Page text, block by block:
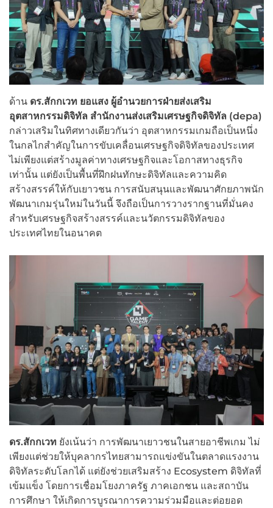
ด้าน ดร.สักกเวท ยอแสง ผู้อำนวยการฝ่ายส่งเสริม
อุตสาหกรรมดิจิทัล สำนักงานส่งเสริมเศรษฐกิจดิจิทัล (depa)
กล่าวเสริมในทิศทางเดียวกันว่า อุตสาหกรรมเกมถือเป็นหนึ่ง
ในกลไกสำคัญในการขับเคลื่อนเศรษฐกิจดิจิทัลของประเทศ
ไม่เพียงแต่สร้างมูลค่าทางเศรษฐกิจและโอกาสทางธุรกิจ
เท่านั้น แต่ยังเป็นพื้นที่ฝึกฝนทักษะดิจิทัลและความคิด
สร้างสรรค์ให้กับเยาวชน การสนับสนุนและพัฒนาศักยภาพนัก
พัฒนาเกมรุ่นใหม่ในวันนี้ จึงถือเป็นการวางรากฐานที่มั่นคง
สำหรับเศรษฐกิจสร้างสรรค์และนวัตกรรมดิจิทัลของ
ประเทศไทยในอนาคต
ดร.สักกเวท ยังเน้นว่า การพัฒนาเยาวชนในสายอาชีพเกม ไม่
เพียงแต่ช่วยให้บุคลากรไทยสามารถแข่งขันในตลาดแรงงาน
ดิจิทัลระดับโลกได้ แต่ยังช่วยเสริมสร้าง Ecosystem ดิจิทัลที่
เข้มแข็ง โดยการเชื่อมโยงภาครัฐ ภาคเอกชน และสถาบัน
การศึกษา ให้เกิดการบูรณาการความร่วมมือและต่อยอด